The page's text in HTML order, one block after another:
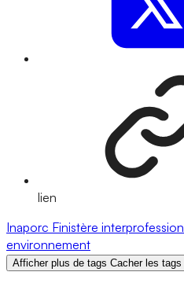
lien
Inaporc Finistère interprofession
environnement
Afficher plus de tags Cacher les tags